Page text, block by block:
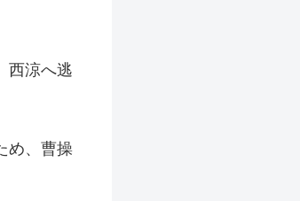
西涼へ逃
め、曹操